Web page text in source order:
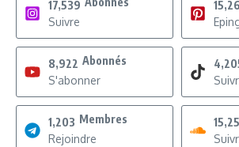
17,539
Suivre
8,922 Abonnés
S'abonner
1,203 Membres
Rejoindre